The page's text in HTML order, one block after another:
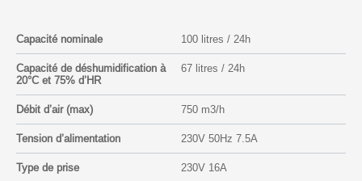
Capacité nominale 100 litres / 24h
Capacité de déshumidification à
20°C et 75% d’HR
67 litres / 24h
Débit d’air (max) 750 m3/h
Tension d’alimentation 230V 50Hz 7.5A
Type de prise 230V 16A